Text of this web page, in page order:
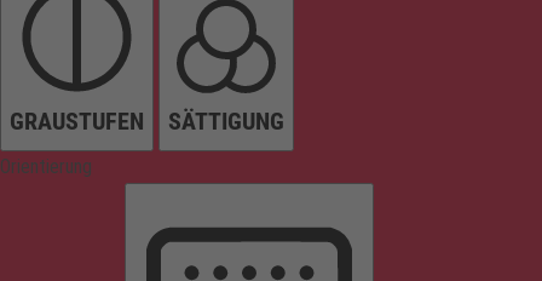
GRAUSTUFEN SÄTTIGUNG
Orientierung